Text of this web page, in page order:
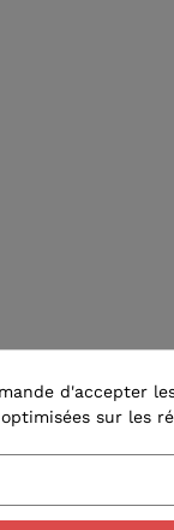
d'accepter
sur les